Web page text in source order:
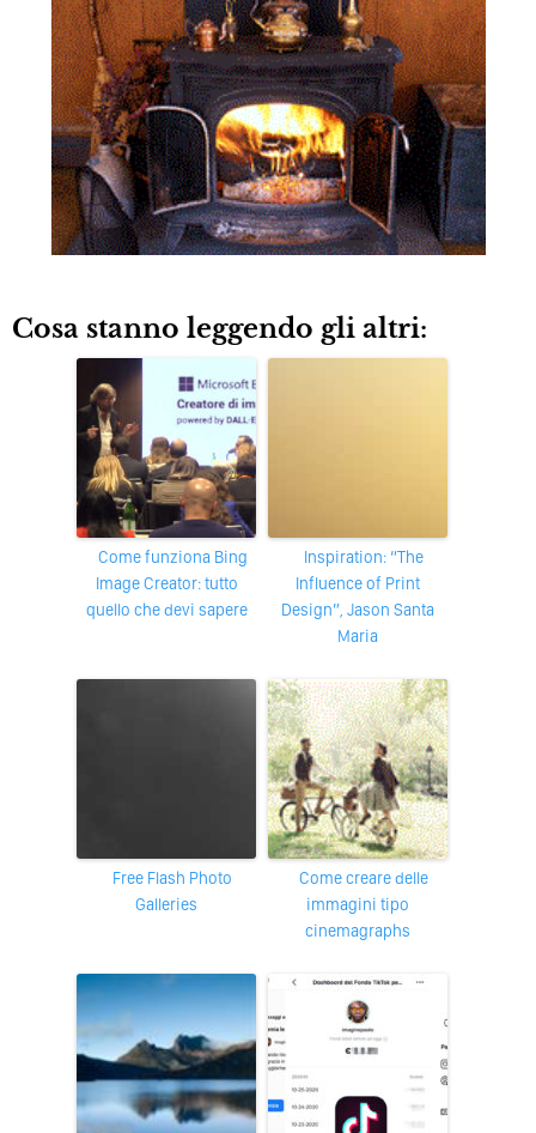
Cosa stanno leggendo gli altri:
Come funziona Bing
Image Creator: tutto
quello che devi sapere
Inspiration: “The
Influence of Print
Design”, Jason Santa
Maria
Free Flash Photo
Galleries
Come creare delle
immagini tipo
cinemagraphs